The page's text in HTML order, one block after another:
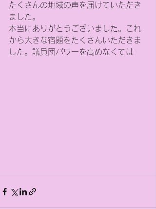
たくさんの地域の声を届けていただき
ました。
本当にありがとうございました。これ
から大きな宿題をたくさんいただきま
した。議員団パワーを高めなくては